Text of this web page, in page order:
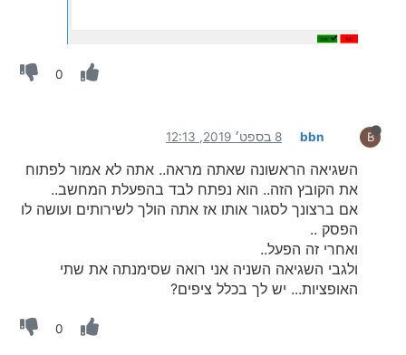
0
B
bbn 8 בספט׳ 2019, 12:13
השגיאה הראשונה שאתה מראה.. אתה לא אמור לפתוח
את הקובץ הזה.. הוא נפתח לבד בהפעלת המחשב..
אם ברצונך לסגור אותו אז אתה הולך לשירותים ועושה לו
הפסק ..
ואחרי זה הפעל..
ולגבי השגיאה השניה אני רואה שסימנתה את שתי
האופציות... יש לך בכלל ציפים?
0